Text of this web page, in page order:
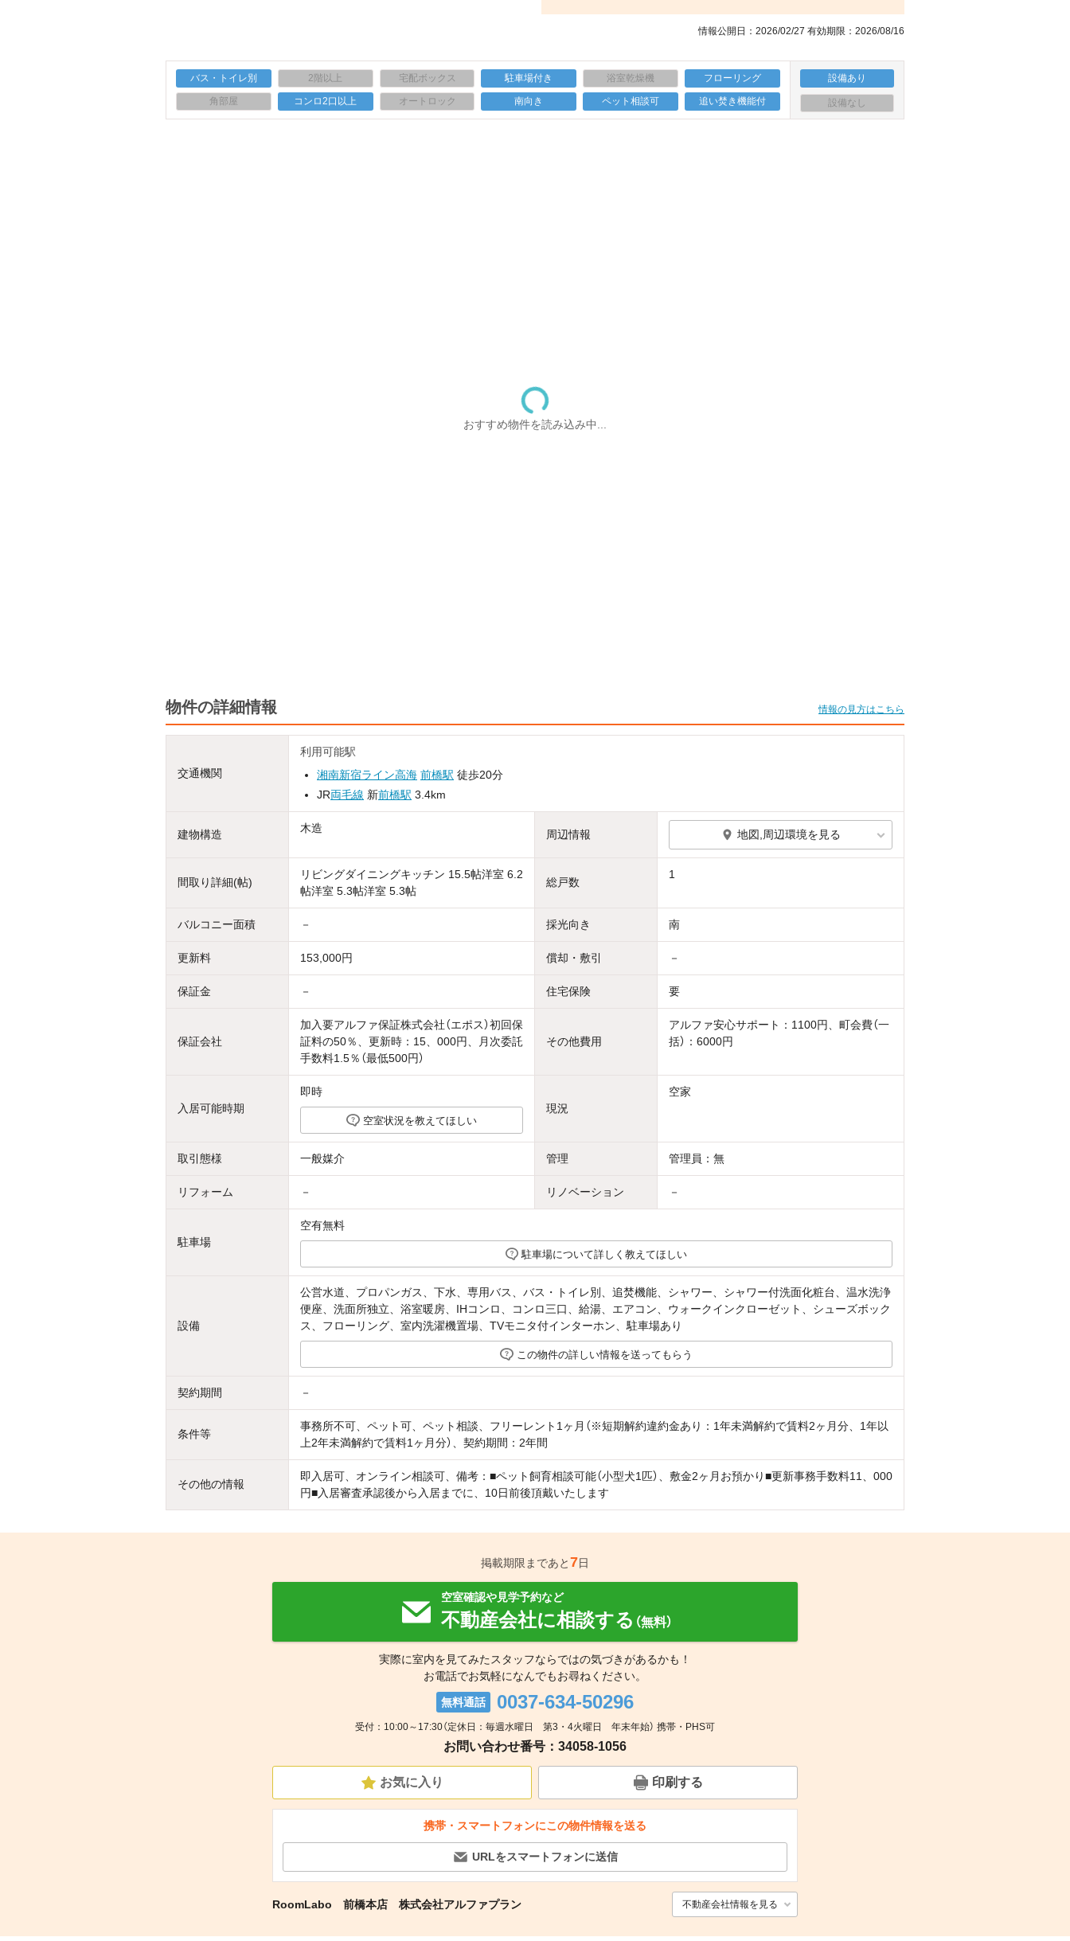
情報公開日：2026/02/27 有効期限：2026/08/16
バス・トイレ別 2階以上 宅配ボックス 駐車場付き 浴室乾燥機 フローリング
角部屋 コンロ2口以上 オートロック 南向き ペット相談可 追い焚き機能付
設備あり
設備なし
おすすめ物件を読み込み中...
物件の詳細情報 情報の見方はこちら
交通機関
利用可能駅
湘南新宿ライン高海 前橋駅 徒歩20分
JR両毛線 新前橋駅 3.4km
建物構造 木造 周辺情報 地図,周辺環境を見る
間取り詳細(帖)
リビングダイニングキッチン 15.5帖洋室 6.2
帖洋室 5.3帖洋室 5.3帖
総戸数
1
バルコニー面積 － 採光向き 南
更新料 153,000円 償却・敷引 －
保証金 － 住宅保険 要
保証会社
加入要アルファ保証株式会社（エポス）初回保
証料の50％、更新時：15、000円、月次委託
手数料1.5％（最低500円）
その他費用
アルファ安心サポート：1100円、町会費（一
括）：6000円
入居可能時期
即時
空室状況を教えてほしい
現況
空家
取引態様 一般媒介 管理 管理員：無
リフォーム － リノベーション －
駐車場
空有無料
駐車場について詳しく教えてほしい
設備
公営水道、プロパンガス、下水、専用バス、バス・トイレ別、追焚機能、シャワー、シャワー付洗面化粧台、温水洗浄
便座、洗面所独立、浴室暖房、IHコンロ、コンロ三口、給湯、エアコン、ウォークインクローゼット、シューズボック
ス、フローリング、室内洗濯機置場、TVモニタ付インターホン、駐車場あり
この物件の詳しい情報を送ってもらう
契約期間 －
条件等
事務所不可、ペット可、ペット相談、フリーレント1ヶ月（※短期解約違約金あり：1年未満解約で賃料2ヶ月分、1年以
上2年未満解約で賃料1ヶ月分）、契約期間：2年間
その他の情報
即入居可、オンライン相談可、備考：■ペット飼育相談可能（小型犬1匹）、敷金2ヶ月お預かり■更新事務手数料11、000
円■入居審査承認後から入居までに、10日前後頂戴いたします
掲載期限まであと7日
空室確認や見学予約など
不動産会社に相談する （無料）
実際に室内を見てみたスタッフならではの気づきがあるかも！
お電話でお気軽になんでもお尋ねください。
無料通話 0037-634-50296
受付：10:00～17:30（定休日：毎週水曜日 第3・4火曜日 年末年始） 携帯・PHS可
お問い合わせ番号：34058-1056
お気に入り 印刷する
携帯・スマートフォンにこの物件情報を送る
URLをスマートフォンに送信
RoomLabo 前橋本店 株式会社アルファプラン 不動産会社情報を見る